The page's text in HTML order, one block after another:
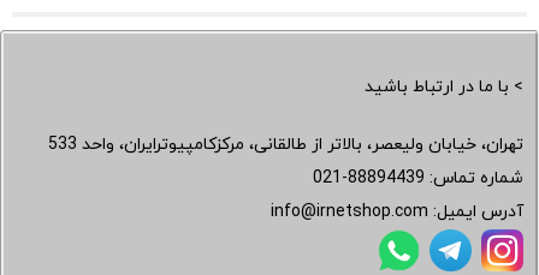
> با ما در ارتباط باشید
تهران، خیابان ولیعصر، بالاتر از طالقانی، مرکزکامپیوترایران، واحد 533
شماره تماس: 021-88894439
آدرس ایمیل: info@irnetshop.com